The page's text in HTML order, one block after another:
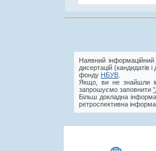
Наявний інформаційний
дисертацій (кандидатів
фонду НБУВ
Якщо, ви не знайшли
запрошуємо заповнити
Більш докладна
ретроспективна